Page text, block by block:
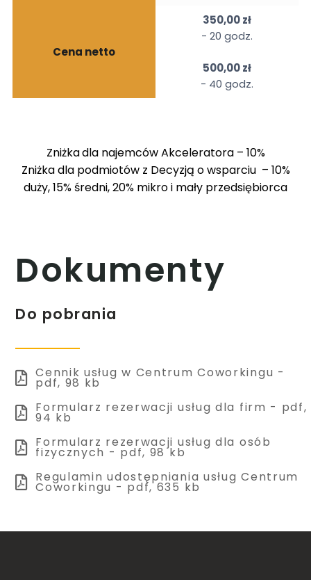
Cena netto
350,00 zł
- 20 godz.
500,00 zł
- 40 godz.
Zniżkadla najemców Akceleratora – 10%
Zniżka dla podmiotów z Decyzją o wsparciu – 10%
duży, 15% średni, 20% mikro i mały przedsiębiorca
Dokumenty
Do pobrania
Cennik usług w Centrum Coworkingu -
pdf, 98 kb
Formularz rezerwacji usług dla firm - pdf,
94 kb
Formularz rezerwacji usług dla osób
fizycznych - pdf, 98 kb
Regulamin udostępniania usług Centrum
Coworkingu - pdf, 635 kb